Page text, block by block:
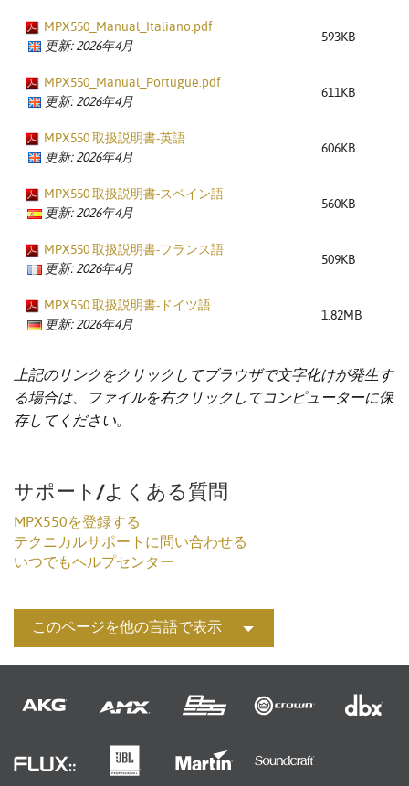
MPX550_Manual_Italiano.pdf
更新: 2026年4月
593KB
MPX550_Manual_Portugue.pdf
更新: 2026年4月
611KB
MPX550 取扱説明書-英語
更新: 2026年4月
606KB
MPX550 取扱説明書-スペイン語
更新: 2026年4月
560KB
MPX550 取扱説明書-フランス語
更新: 2026年4月
509KB
MPX550 取扱説明書-ドイツ語
更新: 2026年4月
1.82MB
上記のリンクをクリックしてブラウザで文字化けが発生す
る場合は、ファイルを右クリックしてコンピューターに保
存してください。
サポート/よくある質問
MPX550を登録する
テクニカルサポートに問い合わせる
いつでもヘルプセンター
このページを他の言語で表示